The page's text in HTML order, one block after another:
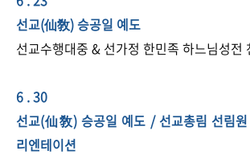
선교(仙敎) 승공일 예도
선교수행대중 & 선가정 한민족 하느님성전
​6 . 30
선교(仙敎) 승공일 예도 / 선교총림 선림
리엔테이션